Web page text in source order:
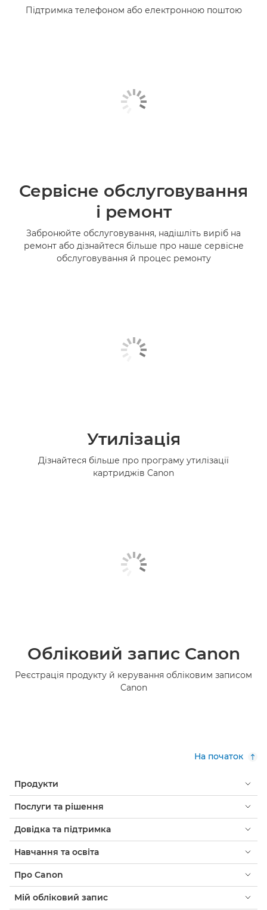
Підтримка телефоном або електронною поштою
Сервісне обслуговування
і ремонт
Забронюйте обслуговування, надішліть виріб на
ремонт або дізнайтеся більше про наше сервісне
обслуговування й процес ремонту
Утилізація
Дізнайтеся більше про програму утилізації
картриджів Canon
Обліковий запис Canon
Реєстрація продукту й керування обліковим записом
Canon
На початок
Продукти
Послуги та рішення
Довідка та підтримка
Навчання та освіта
Про Canon
Мій обліковий запис